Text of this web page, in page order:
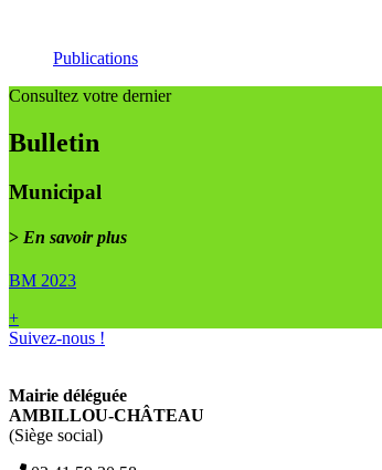
Publications
Consultez votre dernier
Bulletin
Municipal
> En savoir plus
BM 2023
+
Suivez-nous !
Mairie déléguée
AMBILLOU-CHÂTEAU
(Siège social)